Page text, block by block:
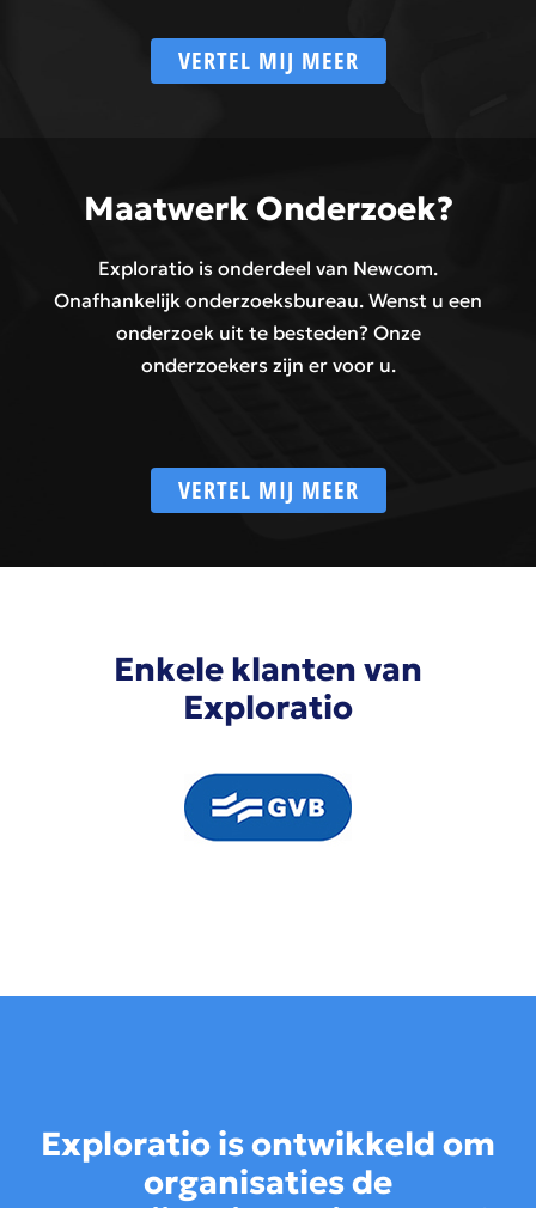
VERTEL MIJ MEER
Maatwerk Onderzoek?
Exploratio is onderdeel van Newcom.
Onafhankelijk onderzoeksbureau. Wenst u een
onderzoek uit te besteden? Onze
onderzoekers zijn er voor u.
VERTEL MIJ MEER
Enkele klanten van
Exploratio
Exploratio is ontwikkeld om
organisaties de